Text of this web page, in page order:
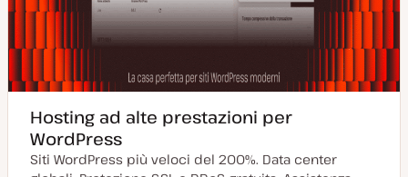
Hosting ad alte prestazioni per
WordPress
Siti WordPress più veloci del 200%. Data center